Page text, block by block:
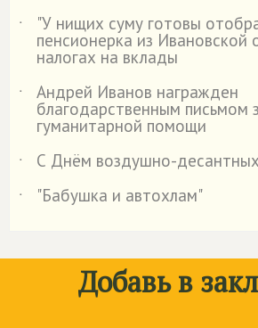
˙
"У нищих суму готовы
пенсионерка из Ивановской
налогах на вклады
˙
Андрей Иванов награжден
благодарственным письмом
гуманитарной помощи
˙
С Днём воздушно-
˙
"Бабушка и автохлам"
Добавь в